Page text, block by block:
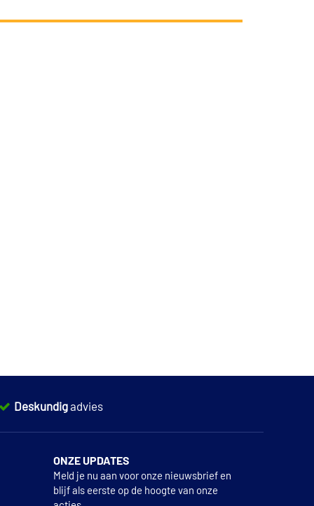
Deskundigadvies
ONZE UPDATES
Meld je nu aan voor onze nieuwsbrief en
blijf als eerste op de hoogte van onze